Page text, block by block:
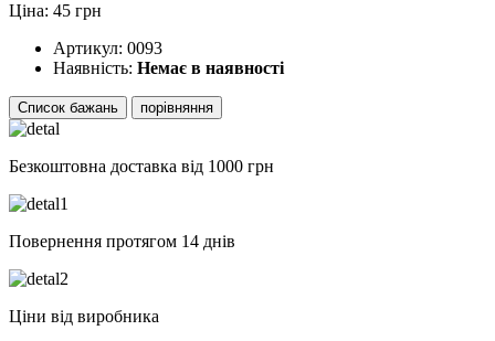
Ціна: 45 грн
Артикул: 0093
Наявність: Немає в наявності
Список бажань порівняння
Безкоштовна доставка від 1000 грн
Повернення протягом 14 днів
Ціни від виробника